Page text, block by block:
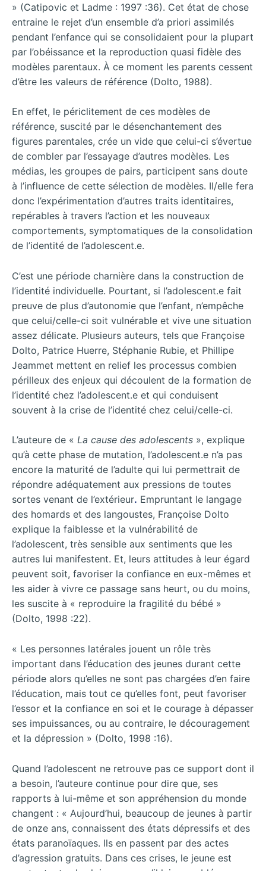
» (Catipovic et Ladme : 1997 :36). Cet état de chose
entraine le rejet d’un ensemble d’a priori assimilés
pendant l’enfance qui se consolidaient pour la plupart
par l’obéissance et la reproduction quasi fidèle des
modèles parentaux. À ce moment les parents cessent
d’être les valeurs de référence (Dolto, 1988).
En effet, le périclitement de ces modèles de
référence, suscité par le désenchantement des
figures parentales, crée un vide que celui-ci s’évertue
de combler par l’essayage d’autres modèles. Les
médias, les groupes de pairs, participent sans doute
à l’influence de cette sélection de modèles. Il/elle fera
donc l’expérimentation d’autres traits identitaires,
repérables à travers l’action et les nouveaux
comportements, symptomatiques de la consolidation
de l’identité de l’adolescent.e.
C’est une période charnière dans la construction de
l’identité individuelle. Pourtant, si l’adolescent.e fait
preuve de plus d’autonomie que l’enfant, n’empêche
que celui/celle-ci soit vulnérable et vive une situation
assez délicate. Plusieurs auteurs, tels que Françoise
Dolto, Patrice Huerre, Stéphanie Rubie, et Phillipe
Jeammet mettent en relief les processus combien
périlleux des enjeux qui découlent de la formation de
l’identité chez l’adolescent.e et qui conduisent
souvent à la crise de l’identité chez celui/celle-ci.
L’auteure de « La cause des adolescents », explique
qu’à cette phase de mutation, l’adolescent.e n’a pas
encore la maturité de l’adulte qui lui permettrait de
répondre adéquatement aux pressions de toutes
sortes venant de l’extérieur. Empruntant le langage
des homards et des langoustes, Françoise Dolto
explique la faiblesse et la vulnérabilité de
l’adolescent, très sensible aux sentiments que les
autres lui manifestent. Et, leurs attitudes à leur égard
peuvent soit, favoriser la confiance en eux-mêmes et
les aider à vivre ce passage sans heurt, ou du moins,
les suscite à « reproduire la fragilité du bébé »
(Dolto, 1998 :22).
« Les personnes latérales jouent un rôle très
important dans l’éducation des jeunes durant cette
période alors qu’elles ne sont pas chargées d’en faire
l’éducation, mais tout ce qu’elles font, peut favoriser
l’essor et la confiance en soi et le courage à dépasser
ses impuissances, ou au contraire, le découragement
et la dépression » (Dolto, 1998 :16).
Quand l’adolescent ne retrouve pas ce support dont il
a besoin, l’auteure continue pour dire que, ses
rapports à lui-même et son appréhension du monde
changent : « Aujourd’hui, beaucoup de jeunes à partir
de onze ans, connaissent des états dépressifs et des
états paranoïaques. Ils en passent par des actes
d’agression gratuits. Dans ces crises, le jeune est